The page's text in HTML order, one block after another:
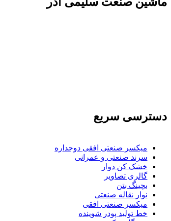
دسترسی سریع
میکسر صنعتی افقی دوجداره
سرند صنعتی و عمرانی
خشک کن دوار
گالری تصاویر
بچينگ بتن
نوار نقاله صنعتی
ميكسر صنعتی افقی
خط تولید پودر شوينده